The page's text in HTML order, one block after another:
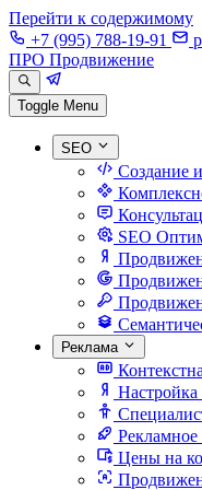
Перейти к содержимому
+7 (995) 788-19-91
ПРО Продвижение
Toggle Menu
SEO
Создание
SEO
Реклама
Рекламное
Цены на